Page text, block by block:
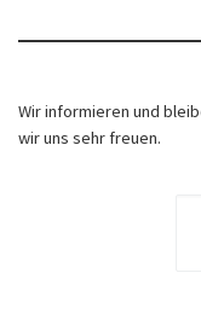
Wir informieren und
wir uns sehr freuen.